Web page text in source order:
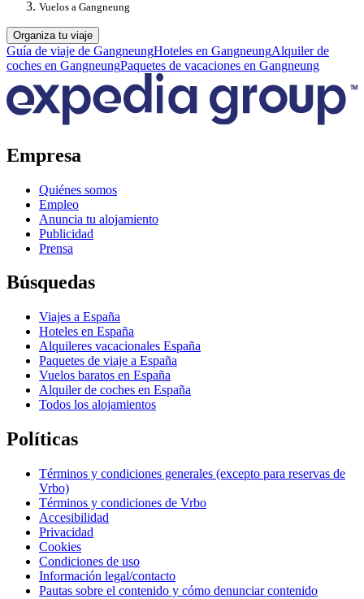
Vuelos a Gangneung
Organiza tu viaje
Guía de viaje de GangneungHoteles en GangneungAlquiler de
coches en GangneungPaquetes de vacaciones en Gangneung
Empresa
Quiénes somos
Empleo
Anuncia tu alojamiento
Publicidad
Prensa
Búsquedas
Viajes a España
Hoteles en España
Alquileres vacacionales España
Paquetes de viaje a España
Vuelos baratos en España
Alquiler de coches en España
Todos los alojamientos
Políticas
Términos y condiciones generales (excepto para reservas de
Vrbo)
Términos y condiciones de Vrbo
Accesibilidad
Privacidad
Cookies
Condiciones de uso
Información legal/contacto
Pautas sobre el contenido y cómo denunciar contenido